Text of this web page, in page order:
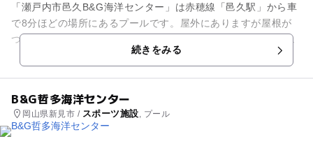
「瀬戸内市邑久B&G海洋センター」は赤穂線「邑久駅」から車
で8分ほどの場所にあるプールです。屋外にありますが屋根が
ついていますので、雨でも泳ぐことが出来ます。プールは全長
続きをみる
B&G哲多海洋センター
岡山県新見市 / スポーツ施設, プール